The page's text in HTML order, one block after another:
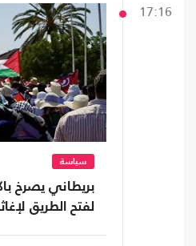
17:16
سياسة
بريطاني يصرخ
لفتح الطريق